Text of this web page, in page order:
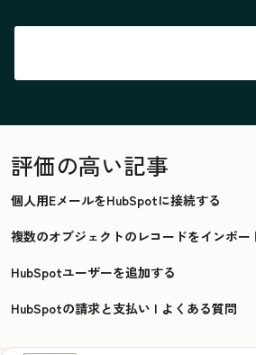
評価の高い記事
個人用EメールをHubSpotに接続する
複数のオブジェクトのレコードをインポー
HubSpotユーザーを追加する
HubSpotの請求と支払い | よくある質問